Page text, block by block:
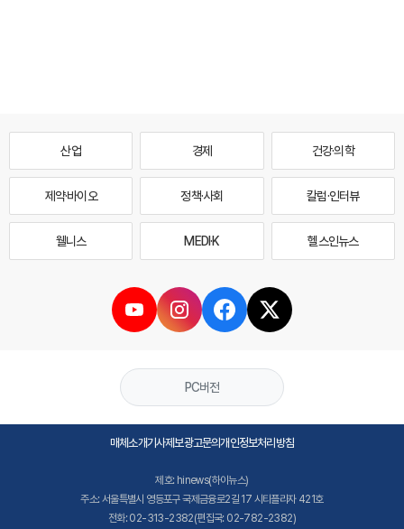
산업 경제 건강·의학
제약·바이오 정책·사회 칼럼·인터뷰
웰니스 MEDI·K 헬스인뉴스
PC버전
매체소개기사제보광고문의개인정보처리방침
제호: hinews(하이뉴스)
주소: 서울특별시 영등포구 국제금융로2길 17 시티플라자 421호
전화: 02-313-2382(편집국: 02-782-2382)